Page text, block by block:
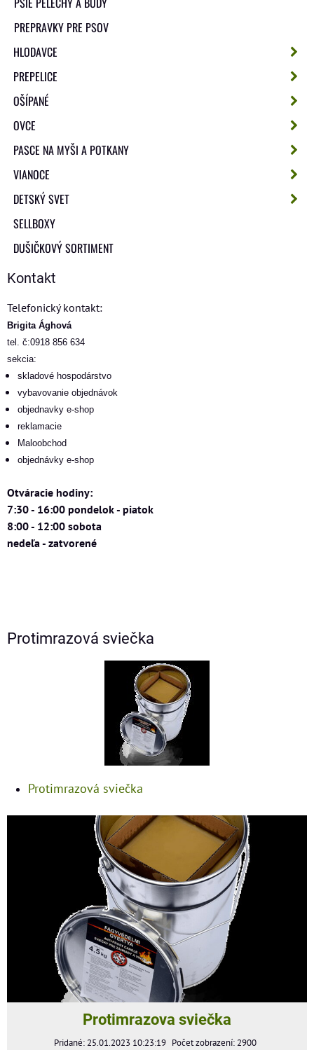
PREPRAVKY PRE PSOV
HLODAVCE
PREPELICE
OŠÍPANÉ
OVCE
PASCE NA MYŠI A POTKANY
VIANOCE
DETSKÝ SVET
SELLBOXY
DUŠIČKOVÝ SORTIMENT
Kontakt
Telefonický kontakt:
Brigita Ághová
tel. č:0918 856 634
sekcia:
skladové hospodárstvo
vybavovanie objednávok
objednavky e-shop
reklamacie
Maloobchod
objednávky e-shop
Otváracie hodiny:
7:30 - 16:00 pondelok - piatok
8:00 - 12:00 sobota
nedeľa - zatvorené
Protimrazová sviečka
Protimrazová sviečka
Protimrazova sviečka
Pridané: 25.01.2023 10:23:19 Počet zobrazení: 2900